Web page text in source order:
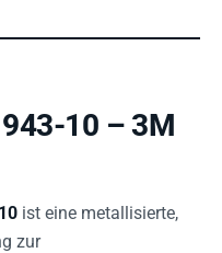
10 – 3M
ist eine metallisierte,
zur